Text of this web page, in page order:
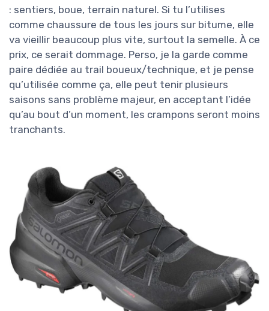
: sentiers, boue, terrain naturel. Si tu l’utilises
comme chaussure de tous les jours sur bitume, elle
va vieillir beaucoup plus vite, surtout la semelle. À ce
prix, ce serait dommage. Perso, je la garde comme
paire dédiée au trail boueux/technique, et je pense
qu’utilisée comme ça, elle peut tenir plusieurs
saisons sans problème majeur, en acceptant l’idée
qu’au bout d’un moment, les crampons seront moins
tranchants.